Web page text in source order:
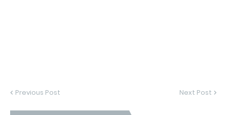
Previous Post Next Post